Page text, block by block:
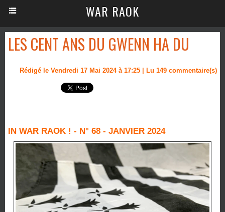
WAR RAOK
LES CENT ANS DU GWENN HA DU
Rédigé le Vendredi 17 Mai 2024 à 17:25 | Lu 149 commentaire(s)
IN WAR RAOK ! - N° 68 - JANVIER 2024